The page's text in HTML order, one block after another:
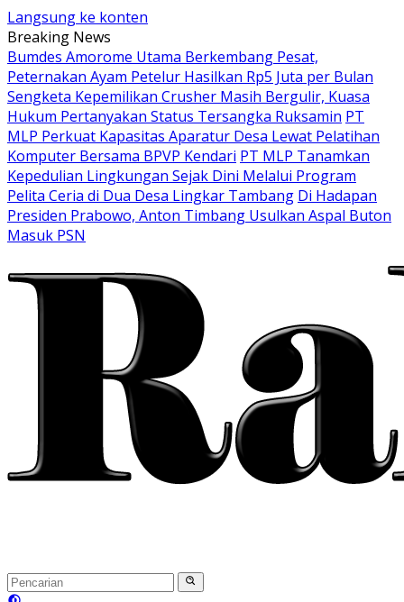
Langsung ke konten
Breaking News
Bumdes Amorome Utama Berkembang Pesat,
Peternakan Ayam Petelur Hasilkan Rp5 Juta per Bulan
Sengketa Kepemilikan Crusher Masih Bergulir, Kuasa
Hukum Pertanyakan Status Tersangka Ruksamin PT
MLP Perkuat Kapasitas Aparatur Desa Lewat Pelatihan
Komputer Bersama BPVP Kendari PT MLP Tanamkan
Kepedulian Lingkungan Sejak Dini Melalui Program
Pelita Ceria di Dua Desa Lingkar Tambang Di Hadapan
Presiden Prabowo, Anton Timbang Usulkan Aspal Buton
Masuk PSN